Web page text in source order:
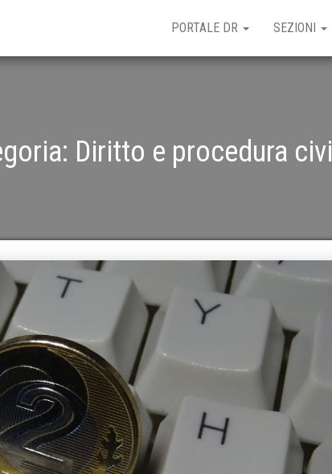
PORTALE DR SEZIONI
Diritto e procedura